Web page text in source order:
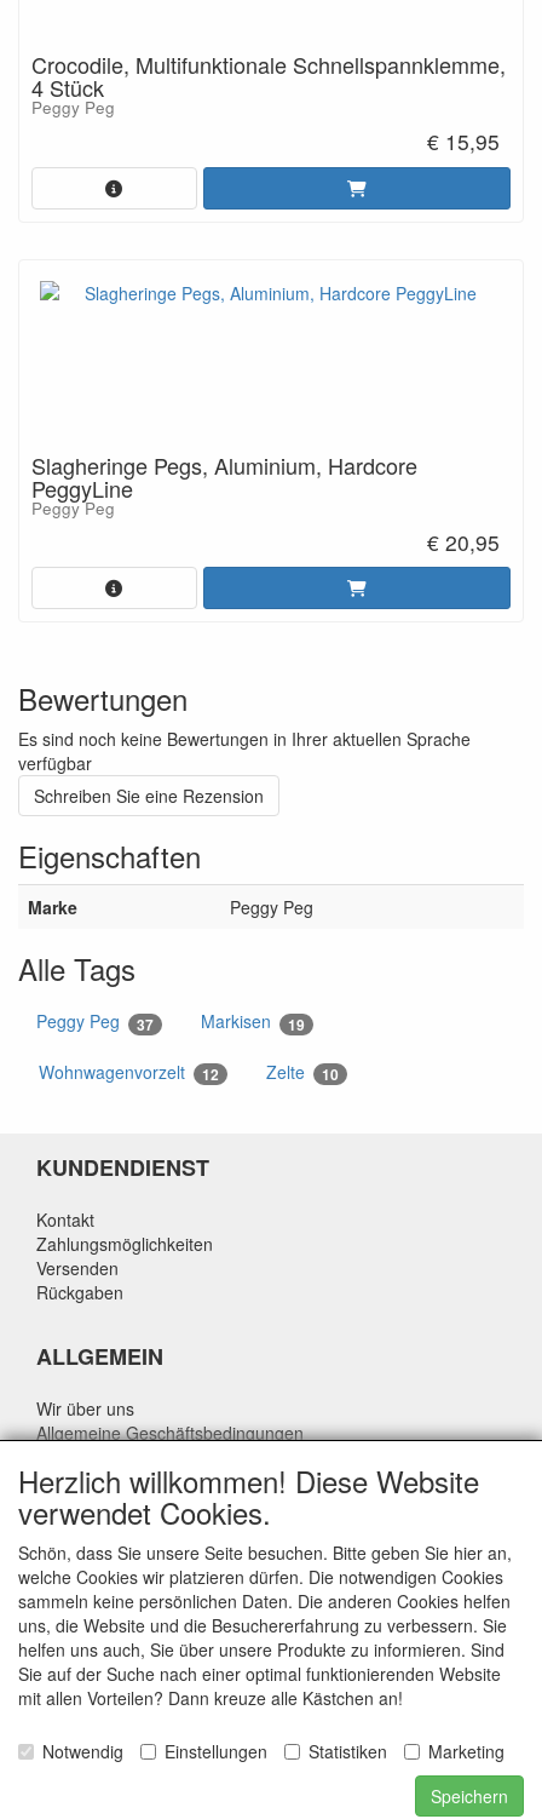
Crocodile, Multifunktionale Schnellspannklemme,
4 Stück
Peggy Peg
€ 15,95
Slagheringe Pegs, Aluminium, Hardcore
PeggyLine
Peggy Peg
€ 20,95
Bewertungen
Es sind noch keine Bewertungen in Ihrer aktuellen Sprache
verfügbar
Schreiben Sie eine Rezension
Eigenschaften
Marke Peggy Peg
Alle Tags
Peggy Peg 37 Markisen 19
Wohnwagenvorzelt 12 Zelte 10
KUNDENDIENST
Kontakt
Zahlungsmöglichkeiten
Versenden
Rückgaben
ALLGEMEIN
Wir über uns
Allgemeine Geschäftsbedingungen
Haftungsausschluss
Über Rik Thijssen
ALLGEMEIN
www.rikthijssenshop.nl
Logistik durch OTOPARTS BV
Herzlich willkommen! Diese Website
verwendet Cookies.
Schön, dass Sie unsere Seite besuchen. Bitte geben Sie hier an,
welche Cookies wir platzieren dürfen. Die notwendigen Cookies
sammeln keine persönlichen Daten. Die anderen Cookies helfen
uns, die Website und die Besuchererfahrung zu verbessern. Sie
helfen uns auch, Sie über unsere Produkte zu informieren. Sind
Sie auf der Suche nach einer optimal funktionierenden Website
mit allen Vorteilen? Dann kreuze alle Kästchen an!
Notwendig Einstellungen Statistiken
Marketing
Speichern